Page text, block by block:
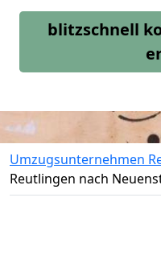
blitzschnell
Umzugsunternehmen
Reutlingen nach